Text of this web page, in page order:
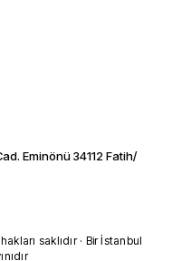
Eminönü 34112 Fatih/
saklıdır · Bir İstanbul